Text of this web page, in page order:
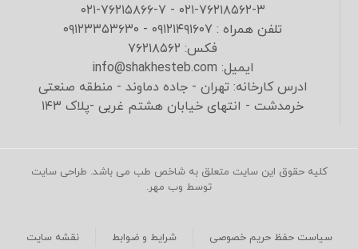
۰۲۱-۷۶۲۱۸۵۶۲-۳ - ۰۲۱-۷۶۲۱۵۸۶۶-۷
تلفن همراه : ۰۹۱۲۱۴۹۱۶۰۷ - ۰۹۱۲۳۳۵۳۶۳۰
فکس: ۷۶۲۱۸۵۶۲
ایمیل: info@shakhesteb.com
ادرس کارخانه: تهران - جاده دماوند - منطقه صنعتی
خرمدشت - انتهای خیابان هشتم غربی -پلاک ۱۴۳
کلیه حقوق این سایت متعلق به شاخص طب می باشد. طراحی سایت
توسط وب مهر.
نقشه سایت شرایط و ضوابط سیاست حفظ حریم خصوصی